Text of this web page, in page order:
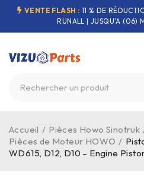
VENTE FLASH : 11 % DE
RUNALL | JUSQU'A (06)
Accueil / Pièces Howo Sinotruk
Pièces de Moteur HOWO /
WD615, D12, D10 – Engine